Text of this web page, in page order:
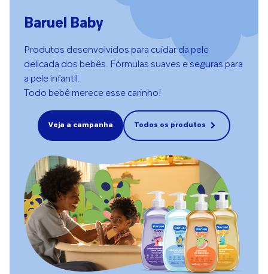
Baruel Baby
Produtos desenvolvidos para cuidar da pele
delicada dos bebês. Fórmulas suaves e seguras para
a pele infantil.
Todo bebê merece esse carinho!
Veja a campanha Todos os produtos